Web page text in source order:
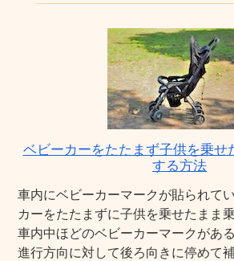
ベビーカーをたたまず子供を乗せ
する方法
車内にベビーカーマークが貼られて
カーをたたまずに子供を乗せたまま
車内中ほどのベビーカーマークがあ
進行方向に対して後ろ向きに停めて